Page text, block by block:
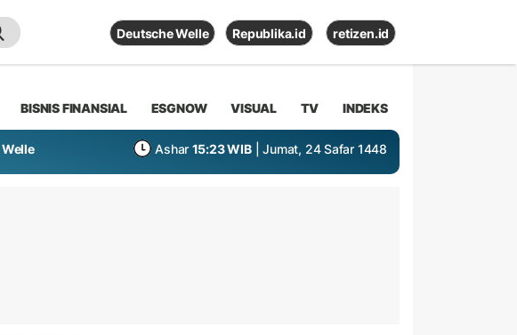
Deutsche Welle Republika.id retizen.id
BISNIS FINANSIAL ESGNOW VISUAL TV INDEKS
Ashar 15:23 WIB | Jumat, 24 Safar 1448